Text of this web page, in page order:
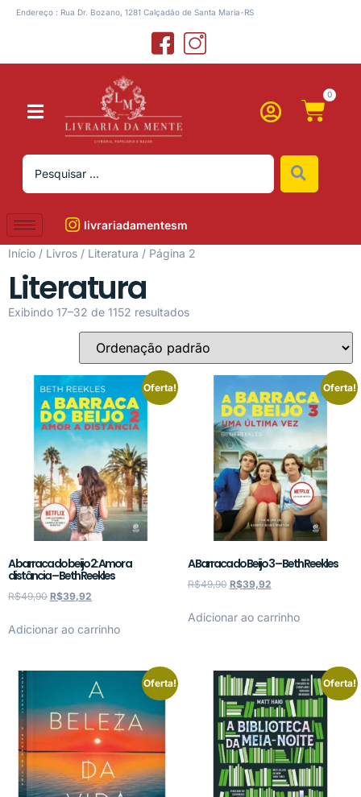
Endereço : Rua Dr. Bozano, 1281 Calçadão de Santa Maria-RS
0
livrariadamentesm
Início / Livros / Literatura / Página 2
Literatura
Exibindo 17–32 de 1152 resultados
Oferta!
A barraca do beijo 2: Amor a
distância – Beth Reekles
R$49,90 R$39,92
Adicionar ao carrinho
Oferta!
A Barraca do Beijo 3 – Beth Reekles
R$49,90 R$39,92
Adicionar ao carrinho
Oferta! Oferta!